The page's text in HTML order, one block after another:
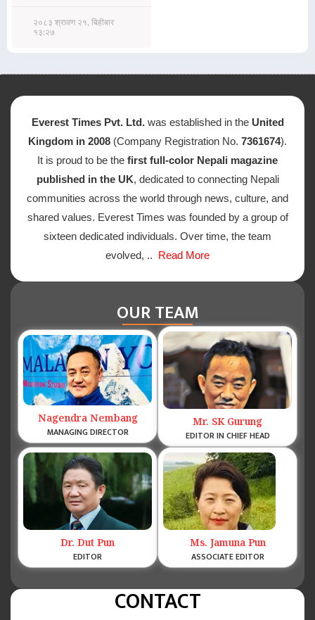
२०८३ श्रावण २१, बिहीबार
१३:२७
Everest Times Pvt. Ltd. was established in the United
Kingdom in 2008 (Company Registration No. 7361674).
It is proud to be the first full-color Nepali magazine
published in the UK, dedicated to connecting Nepali
communities across the world through news, culture, and
shared values. Everest Times was founded by a group of
sixteen dedicated individuals. Over time, the team
evolved, .. Read More
OUR TEAM
Nagendra Nembang
MANAGING DIRECTOR
Mr. SK Gurung
EDITOR IN CHIEF HEAD
Dr. Dut Pun
EDITOR
Ms. Jamuna Pun
ASSOCIATE EDITOR
CONTACT